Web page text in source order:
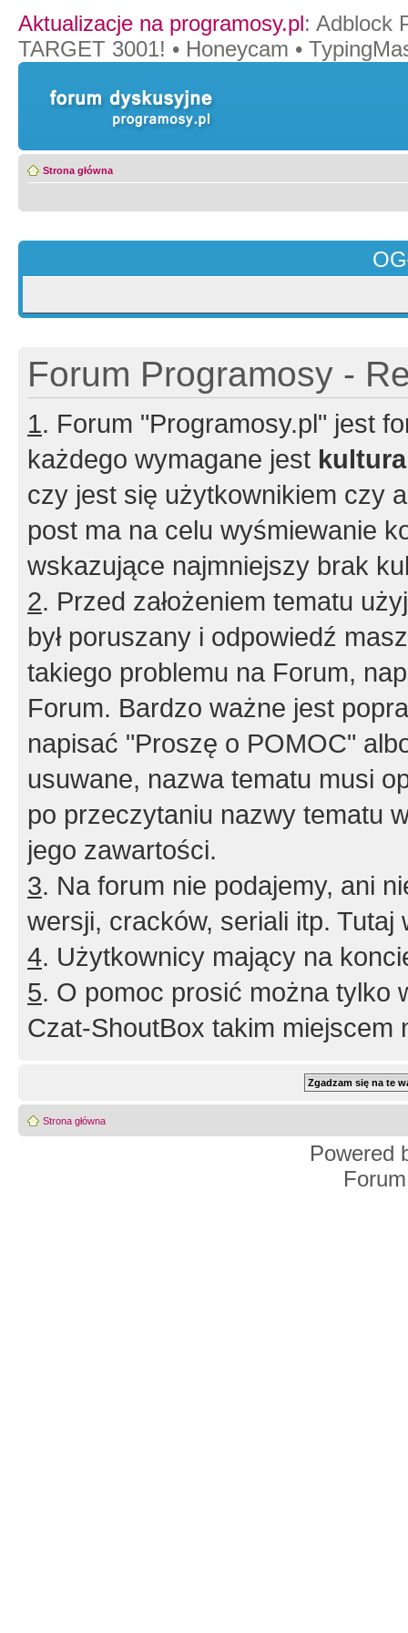
Aktualizacje na programosy.pl: Adblock
TARGET 3001! • Honeycam •
Strona główna
Forum Programosy -
1. Forum "Programosy.pl" jest
każdego wymagane jest
czy jest się użytkownikiem czy
post ma na celu wyśmiewanie
wskazujące najmniejszy brak
2. Przed założeniem tematu
był poruszany i odpowiedź
takiego problemu na Forum,
Forum. Bardzo ważne jest
napisać "Proszę o POMOC"
usuwane, nazwa tematu musi
po przeczytaniu nazwy tematu
jego zawartości.
3. Na forum nie podajemy, ani
wersji, cracków, seriali itp. Tutaj
4. Użytkownicy mający na
5. O pomoc prosić można tylko
Czat-ShoutBox takim miejscem
Strona główna
Powered